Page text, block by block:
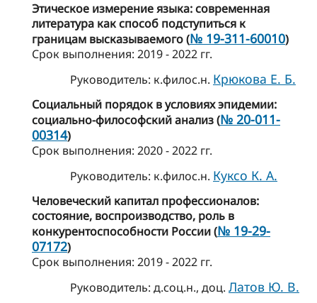
Этическое измерение языка: современная
литература как способ подступиться к
границам высказываемого (№ 19-311-60010)
Cрок выполнения: 2019 - 2022 гг.
Руководитель: к.филос.н. Крюкова Е. Б.
Социальный порядок в условиях эпидемии:
социально-философский анализ (№ 20-011-
00314)
Cрок выполнения: 2020 - 2022 гг.
Руководитель: к.филос.н. Куксо К. А.
Человеческий капитал профессионалов:
состояние, воспроизводство, роль в
конкурентоспособности России (№ 19-29-
07172)
Cрок выполнения: 2019 - 2022 гг.
Руководитель: д.соц.н., доц. Латов Ю. В.